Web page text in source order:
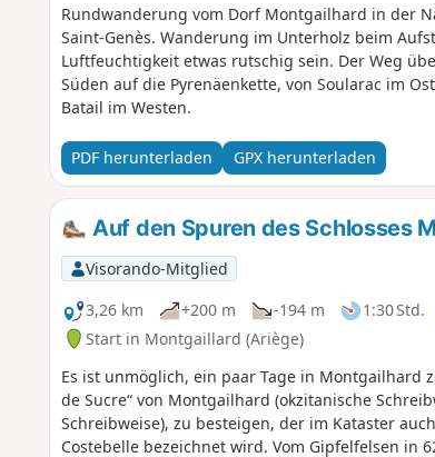
Rundwanderung vom Dorf Montgailhard in der
Saint-Genès. Wanderung im Unterholz beim
Luftfeuchtigkeit etwas rutschig sein. Der Weg
Süden auf die Pyrenäenkette, von Soularac im
Batail im Westen.
PDF herunterladen GPX herunterladen
Auf den Spuren des Schlosses
Visorando-Mitglied
3,26 km
+200 m -194 m 1:30 Std.
Start in Montgaillard (Ariège)
Es ist unmöglich, ein paar Tage in Montgailhard
de Sucre“ von Montgailhard (okzitanische
Schreibweise), zu besteigen, der im Kataster
Costebelle bezeichnet wird. Vom Gipfelfelsen in